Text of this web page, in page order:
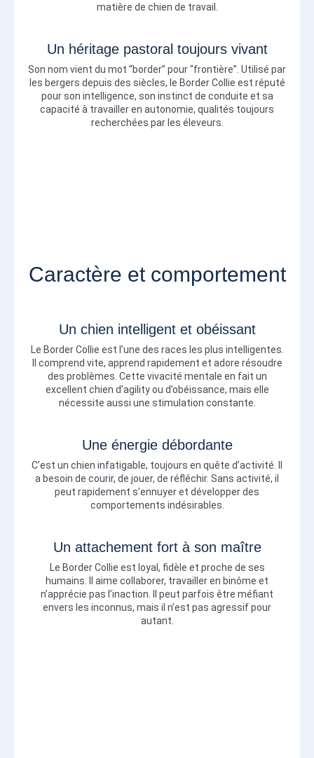
matière de chien de travail.
Un héritage pastoral toujours vivant
Son nom vient du mot “border” pour “frontière”. Utilisé par
les bergers depuis des siècles, le Border Collie est réputé
pour son intelligence, son instinct de conduite et sa
capacité à travailler en autonomie, qualités toujours
recherchées par les éleveurs.
Caractère et comportement
Un chien intelligent et obéissant
Le Border Collie est l’une des races les plus intelligentes.
Il comprend vite, apprend rapidement et adore résoudre
des problèmes. Cette vivacité mentale en fait un
excellent chien d’agility ou d’obéissance, mais elle
nécessite aussi une stimulation constante.
Une énergie débordante
C’est un chien infatigable, toujours en quête d’activité. Il
a besoin de courir, de jouer, de réfléchir. Sans activité, il
peut rapidement s’ennuyer et développer des
comportements indésirables.
Un attachement fort à son maître
Le Border Collie est loyal, fidèle et proche de ses
humains. Il aime collaborer, travailler en binôme et
n’apprécie pas l’inaction. Il peut parfois être méfiant
envers les inconnus, mais il n’est pas agressif pour
autant.